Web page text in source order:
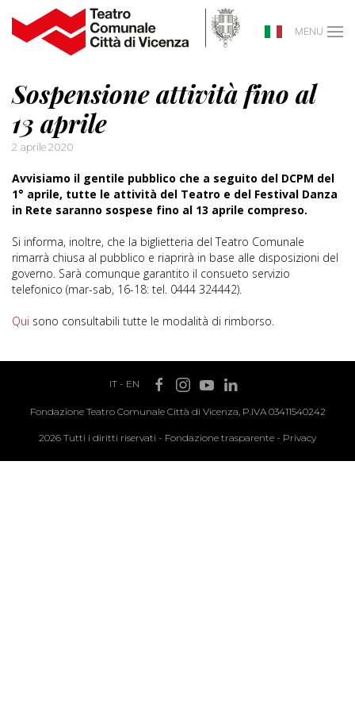
MENU
Sospensione attività fino al
13 aprile
2 aprile 2020
Avvisiamo il gentile pubblico che a seguito del DCPM del
1° aprile, tutte le attività del Teatro e del Festival Danza
in Rete saranno sospese fino al 13 aprile compreso.
Si informa, inoltre, che la biglietteria del Teatro Comunale
rimarrà chiusa al pubblico e riaprirà in base alle disposizioni del
governo. Sarà comunque garantito il consueto servizio
telefonico (mar-sab, 16-18: tel. 0444 324442).
Qui sono consultabili tutte le modalità di rimborso.
IT- EN
Fondazione Teatro Comunale Città di Vicenza, P.IVA 03411540242
2026 Tutti i diritti riservati - Fondazione trasparente - Privacy